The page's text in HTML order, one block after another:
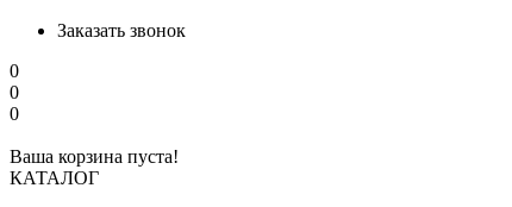
Заказать звонок
0
0
0
Ваша корзина пуста!
КАТАЛОГ